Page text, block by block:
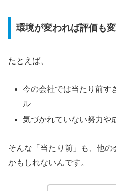
環境が変われば評価も
たとえば、
今の会社では当たり前す
ル
気づかれていない努力や
そんな「当たり前」も、他の
かもしれないんです。